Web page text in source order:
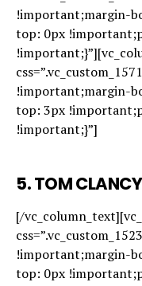
!important;margin-
top: 0px
!important;margin-
top: 3px
!important;}”]
5.TOM
[/
!important;margin-
top: 0px